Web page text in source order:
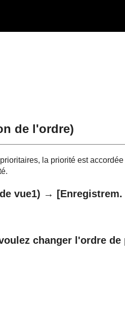
de l'ordre)
la priorité est
vue1) → [Enregistrem.
changer l'ordre